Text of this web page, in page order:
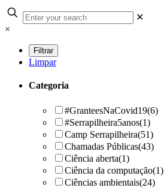
✕
×
Limpar
Categoria
#GranteesNaCovid19(6)
#Serrapilheira5anos(1)
Camp Serrapilheira(51)
Chamadas Públicas(43)
Ciência aberta(1)
Ciência da computação(1)
Ciências ambientais(24)